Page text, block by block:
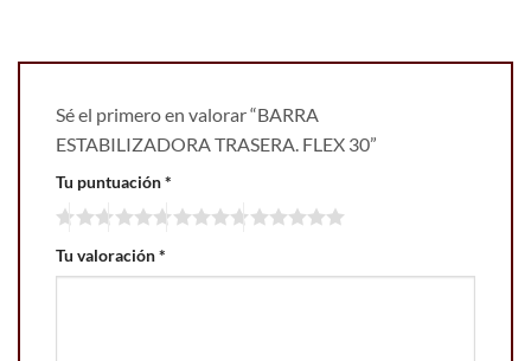
Sé el primero en valorar “BARRA
ESTABILIZADORA TRASERA. FLEX 30”
Tu puntuación*
Tu valoración*